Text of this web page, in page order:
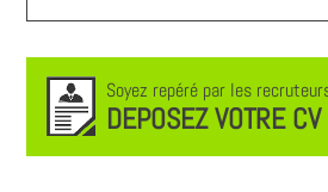
Soyez repéré par les
DEPOSEZ VOTRE CV